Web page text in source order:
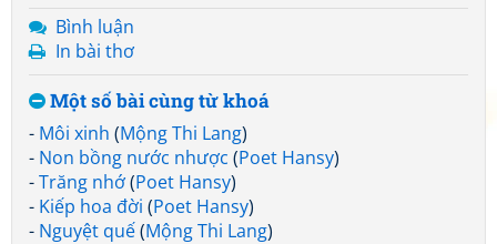
Bình luận
In bài thơ
Một số bài cùng từ khoá
- Môi xinh (Mộng Thi Lang)
- Non bồng nước nhược (Poet Hansy)
-Trăng nhớ(Poet Hansy)
- Kiếp hoa đời (Poet Hansy)
- Nguyệt quế(Mộng Thi Lang)